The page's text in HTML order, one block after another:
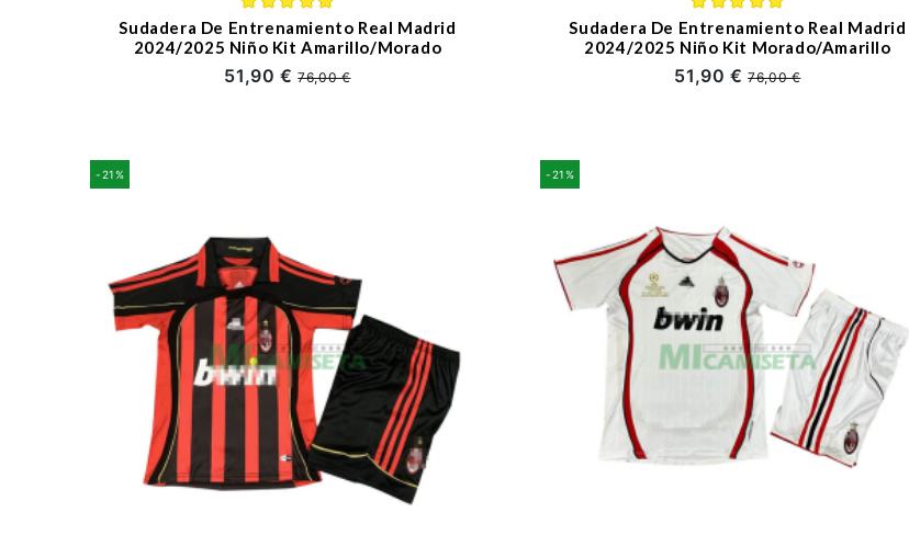
Sudadera De Entrenamiento Real Madrid
2024/2025 Niño Kit Amarillo/Morado
51,90 €76,00 €
Sudadera De Entrenamiento Real Madrid
2024/2025 Niño Kit Morado/Amarillo
51,90 €76,00 €
-21% -21%